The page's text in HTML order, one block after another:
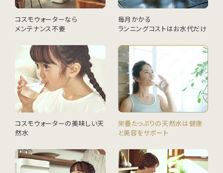
コスモウォーターなら
メンテナンス不要
毎月かかる
ランニングコストはお水代だけ
コスモウォーターの美味しい天
然水
栄養たっぷりの天然水は健康
と美容をサポート